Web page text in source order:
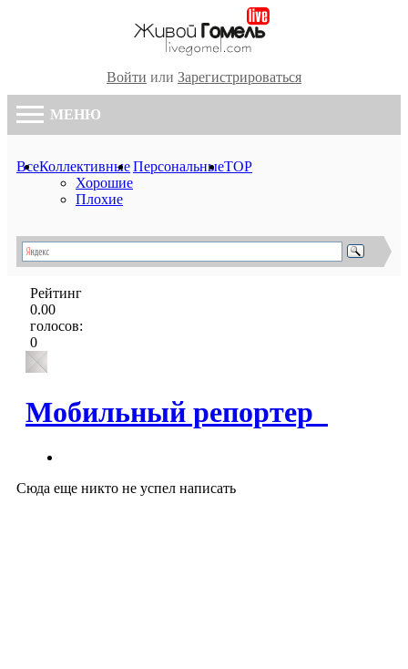
Войти или Зарегистрироваться
МЕНЮ
ВсеКоллективные
Хорошие
Плохие
ПерсональныеTOP
Рейтинг
0.00
голосов:
0
Мобильный репортер
Сюда еще никто не успел написать